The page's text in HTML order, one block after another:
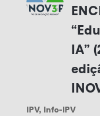
IA”
IPV, Info-IPV